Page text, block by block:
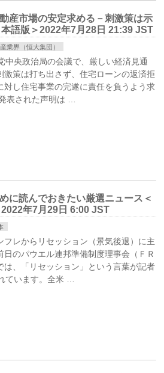
産市場の安定求める－刺激策は示
語版＞2022年7月28日 21:39 JST
業界（恒大集団）
中央政治局の会議で、厳しい経済見通
激策は打ち出さず、住宅ローンの返済拒
対し住宅事業の完遂に責任を負うよう求
された声明は …
に読んでおきたい厳選ニュース＜
年7月29日 6:00 JST
フレからリセッション（景気後退）に主
のパウエル連邦準備制度理事会（ＦＲ
は、「リセッション」という言葉が記者
ています。全米 …